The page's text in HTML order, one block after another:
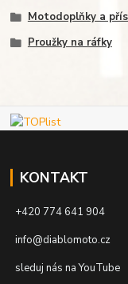
Motodoplňky a
Proužky na ráfky
KONTAKT
+420 774 641 904
info@diablomoto.cz
sleduj nás na YouTube